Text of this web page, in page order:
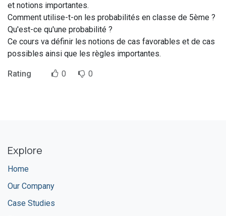
et notions importantes.
Comment utilise-t-on les probabilités en classe de 5ème ?
Qu'est-ce qu'une probabilité ?
Ce cours va définir les notions de cas favorables et de cas
possibles ainsi que les règles importantes.
Rating 0 0
Explore
Home
Our Company
Case Studies